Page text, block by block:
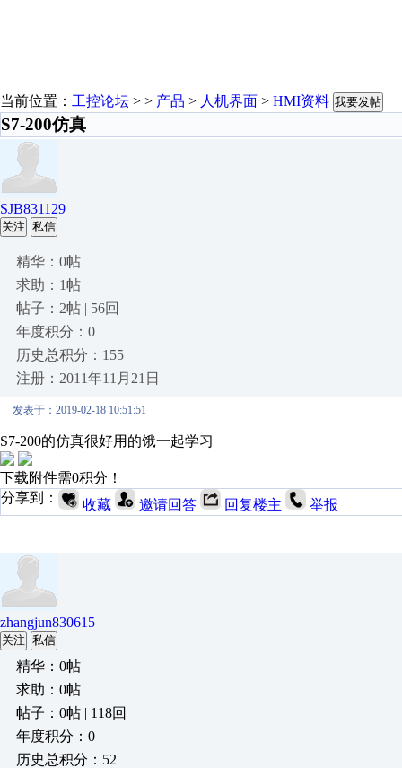
当前位置： 工控论坛 > > 产品 > 人机界面 > HMI资料 我要发帖
S7-200仿真
SJB831129
关注 私信
精华：0帖
求助：1帖
帖子：2帖 | 56回
年度积分：0
历史总积分：155
注册：2011年11月21日
发表于：2019-02-18 10:51:51
S7-200的仿真很好用的饿一起学习
下载附件需0积分！
分享到：
收藏 邀请回答 回复楼主 举报
zhangjun830615
关注 私信
精华：0帖
求助：0帖
帖子：0帖 | 118回
年度积分：0
历史总积分：52